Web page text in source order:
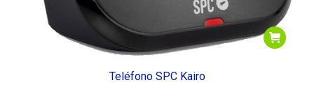
Teléfono SPC Kairo